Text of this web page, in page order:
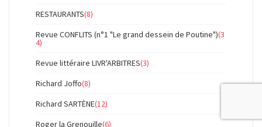
RESTAURANTS(8)
Revue CONFLITS (n°1 "Le grand dessein de Poutine")(3
4)
Revue littéraire LIVR'ARBITRES(3)
Richard Joffo(8)
Richard SARTÈNE(12)
Roger la Grenouille(6)